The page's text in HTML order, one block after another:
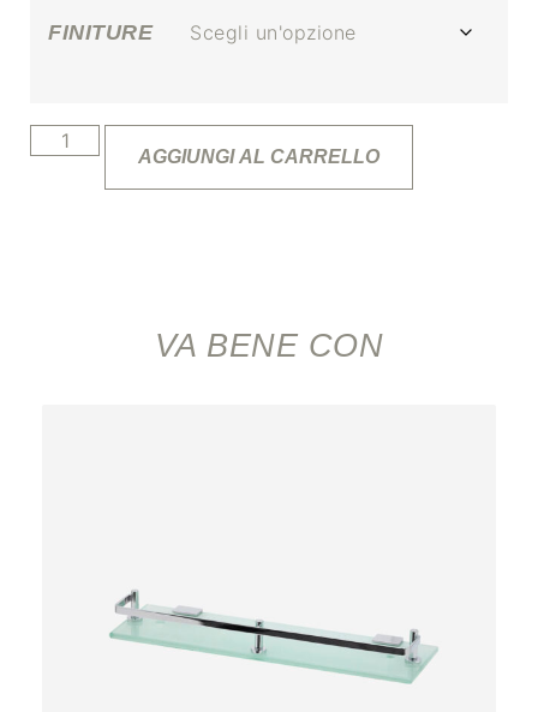
FINITURE
AGGIUNGI AL CARRELLO
VA BENE CON